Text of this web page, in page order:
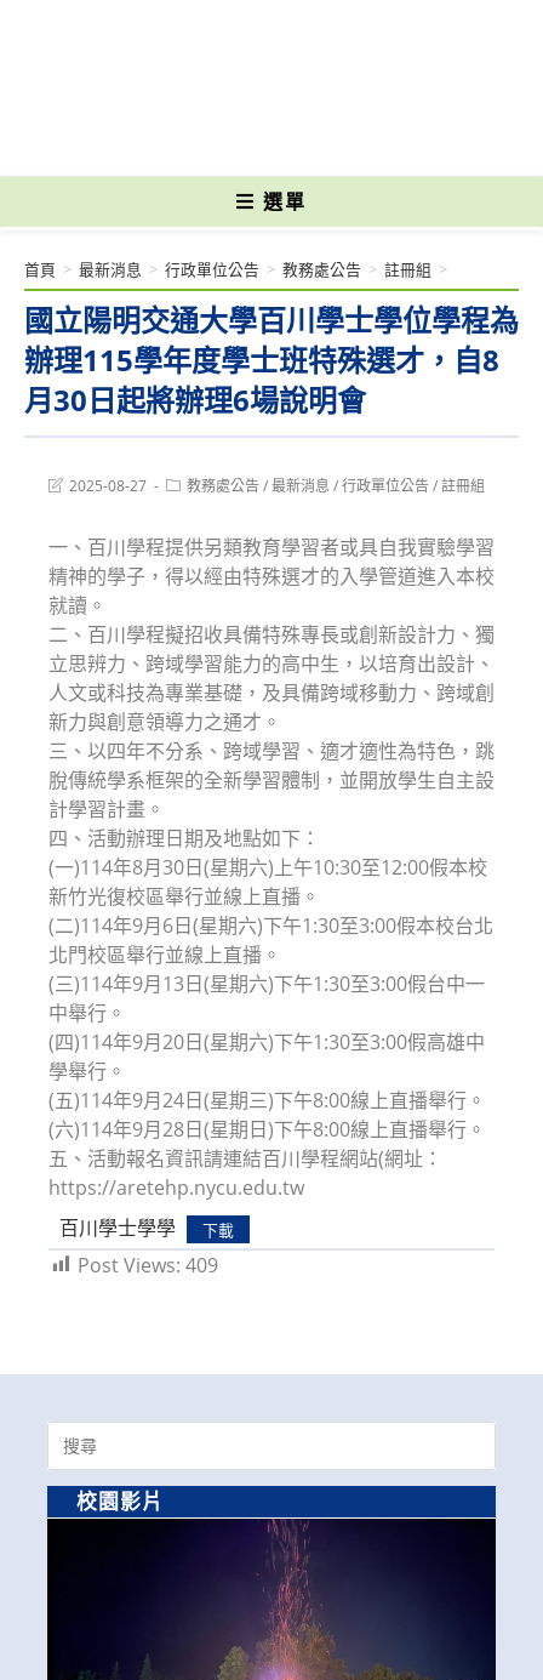
選單
國立陽明交通大學百川學士學位學程為
辦理115學年度學士班特殊選才，自8
月30日起將辦理6場說明會
首頁 > 最新消息 > 行政單位公告 > 教務處公告 > 註冊組 >
Post2025-08-27
Post教務處公告/最新消息 /行政單位公告/註冊組
一、百川學程提供另類教育學習者或具自我實驗學習
精神的學子，得以經由特殊選才的入學管道進入本校
就讀。
二、百川學程擬招收具備特殊專長或創新設計力、獨
立思辨力、跨域學習能力的高中生，以培育出設計、
人文或科技為專業基礎，及具備跨域移動力、跨域創
新力與創意領導力之通才。
三、以四年不分系、跨域學習、適才適性為特色，跳
脫傳統學系框架的全新學習體制，並開放學生自主設
計學習計畫。
四、活動辦理日期及地點如下：
(一)114年8月30日(星期六)上午10:30至12:00假本校
新竹光復校區舉行並線上直播。
(二)114年9月6日(星期六)下午1:30至3:00假本校台北
北門校區舉行並線上直播。
(三)114年9月13日(星期六)下午1:30至3:00假台中一
中舉行。
(四)114年9月20日(星期六)下午1:30至3:00假高雄中
學舉行。
(五)114年9月24日(星期三)下午8:00線上直播舉行。
(六)114年9月28日(星期日)下午8:00線上直播舉行。
五、活動報名資訊請連結百川學程網站(網址：
https://aretehp.nycu.edu.tw
百川學士學學
下載
Post Views: 409
Search
for:
校園影片